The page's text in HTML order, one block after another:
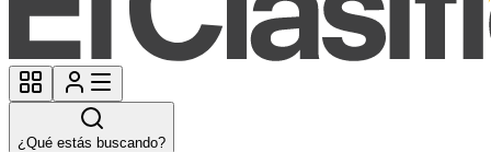
¿Qué estás buscando?